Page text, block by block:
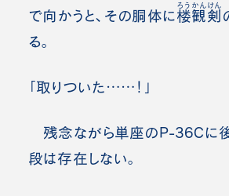
で向かうと、その胴体に楼観剣
ろうかんけん
る。
「取りついた……！」
残念ながら単座のP-36Cに
段は存在しない。